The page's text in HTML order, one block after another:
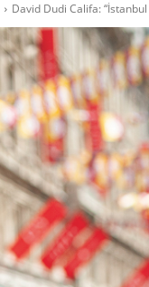
David Dudi Califa: